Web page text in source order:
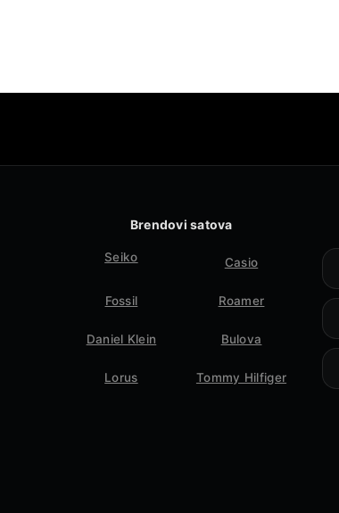
Brendovi satova
Seiko Casio
Fossil Roamer
Daniel Klein Bulova
Lorus Tommy Hilfiger